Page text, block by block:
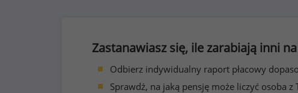
Zastanawiasz się, ile zarabiają inni
Odbierz indywidualny raport płacowy
Sprawdź, na jaką pensję może liczyć osoba